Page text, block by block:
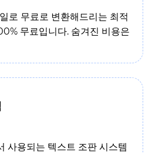
로 무료로 변환해드리는 최적
무료입니다. 숨겨진 비용은
사용되는 텍스트 조판 시스템